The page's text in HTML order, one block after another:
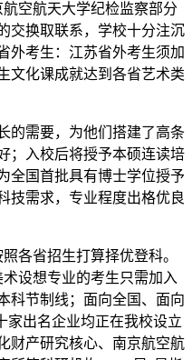
空航天大学纪检监察部分
交换取联系，学校十分注沉
外考生：江苏省外考生须加
文化课成就达到各省艺术类
需要，为他们搭建了高条
；入校后将授予本硕连读培
全国首批具有博士学位授予
技需求，专业程度出格优良
省招生打算择优登科。
设想专业的考生只需加入
科节制线；面向全国、面向
家出名企业均正在我校设立
财产研究核心、南京航空航